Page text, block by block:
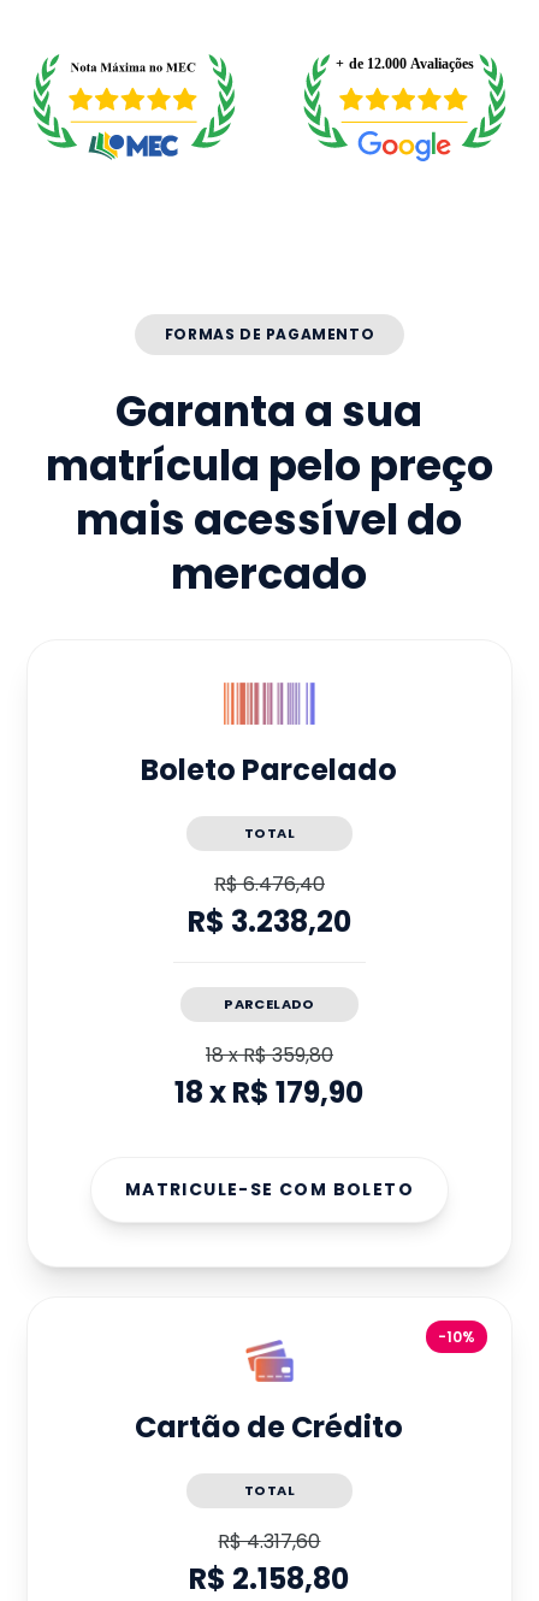
FORMAS DE PAGAMENTO
Garanta a sua
matrícula pelo preço
mais acessível do
mercado
Boleto Parcelado
TOTAL
R$ 6.476,40
R$ 3.238,20
PARCELADO
18xR$ 359,80
18xR$ 179,90
MATRICULE-SE COM BOLETO
-10%
Cartão de Crédito
TOTAL
R$ 4.317,60
R$ 2.158,80